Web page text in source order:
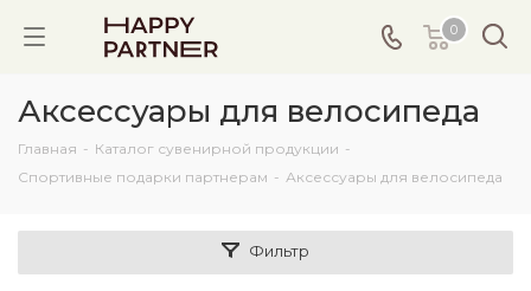
0
Аксессуары для велосипеда
Главная - Каталог сувенирной продукции -
Спортивные подарки партнерам - Аксессуары для велосипеда
Фильтр